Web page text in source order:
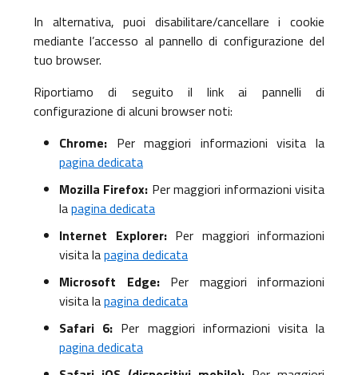
In alternativa, puoi disabilitare/cancellare i cookie
mediante l’accesso al pannello di configurazione del
tuo browser.
Riportiamo di seguito il link ai pannelli di
configurazione di alcuni browser noti:
Chrome: Per maggiori informazioni visita la
pagina dedicata
Mozilla Firefox: Per maggiori informazioni visita
lapagina dedicata
Internet Explorer:Per maggiori informazioni
visita lapagina dedicata
Microsoft Edge:Per maggiori informazioni
visita lapagina dedicata
Safari 6: Per maggiori informazioni visita la
pagina dedicata